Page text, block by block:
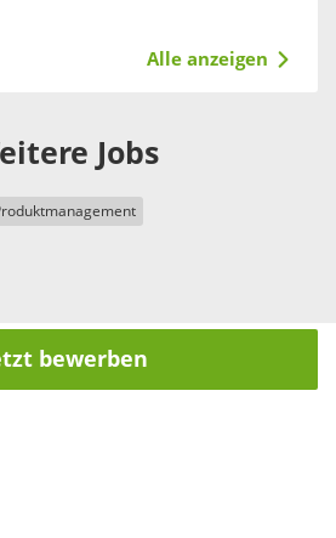
Alle anzeigen
Jobs
bewerben